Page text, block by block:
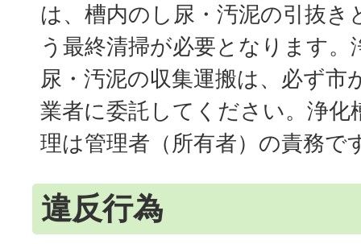
は、槽内のし尿・汚泥の引抜き
う最終清掃が必要となります。
尿・汚泥の収集運搬は、必ず市
業者に委託してください。浄化
理は管理者（所有者）の責務で
違反行為